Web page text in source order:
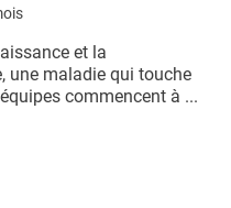
et la
une maladie qui touche
commencent à ...